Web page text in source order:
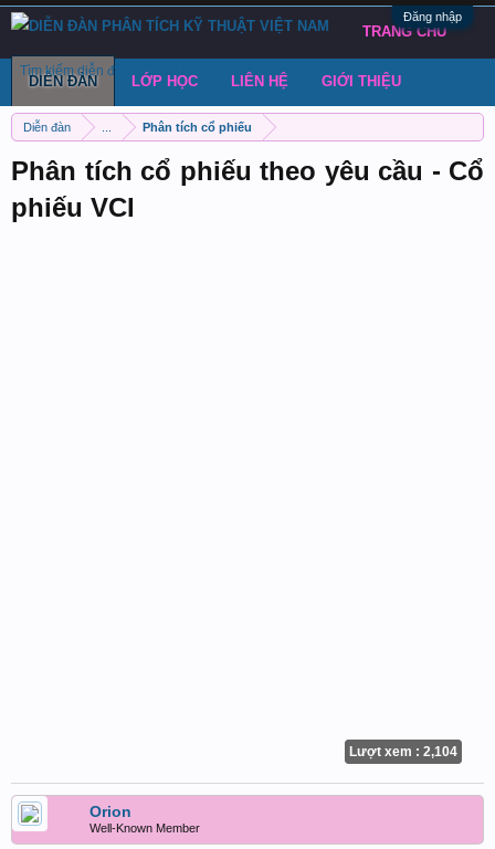
Đăng nhập
Diễn đàn Phân tích cổ phiếu
Phân tích cổ phiếu theo yêu cầu - Cổ
phiếu VCI
Lượt xem : 2,104
Orion
Well-Known Member
TRANG CHỦ
DIỄN ĐÀN
Tìm kiếm diễn đàn Bài viết gần đây Đăng chủ đề
LỚP HỌC LIÊN HỆ GIỚI THIỆU